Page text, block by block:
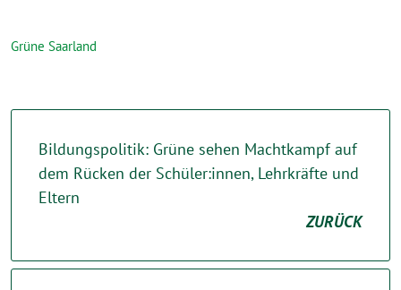
Grüne Saarland
Bildungspolitik: Grüne sehen Machtkampf auf
dem Rücken der Schüler:innen, Lehrkräfte und
Eltern
ZURÜCK